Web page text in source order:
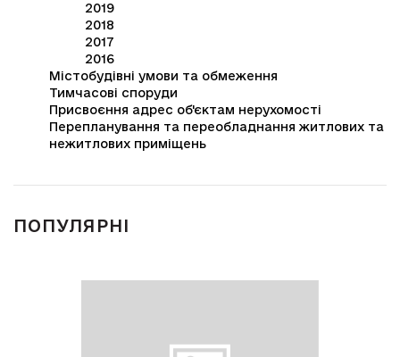
2019
2018
2017
2016
Містобудівні умови та обмеження
Тимчасові споруди
Присвоєння адрес об'єктам нерухомості
Перепланування та переобладнання житлових та
нежитлових приміщень
ПОПУЛЯРНІ